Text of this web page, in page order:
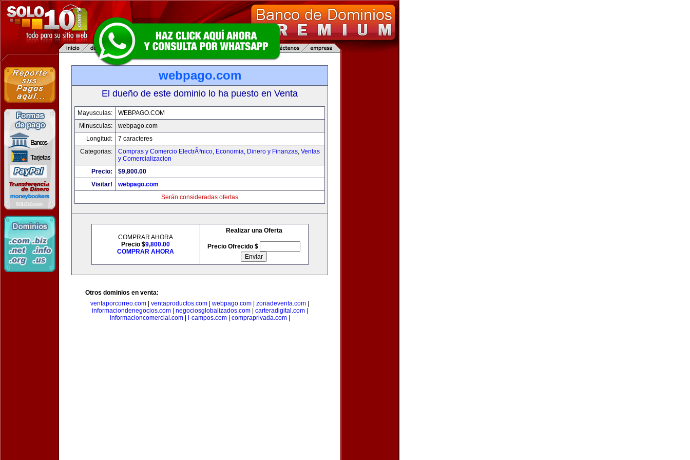
webpago.com
El dueño de este dominio lo ha puesto en Venta
Mayusculas:
WEBPAGO.COM
Minusculas:
webpago.com
Longitud:
7 caracteres
Categorias:
Compras y Comercio ElectrÃ³nico, Economia, Dinero y Finanzas, Ventas
y Comercializacion
Precio:
$9,800.00
Visitar!
webpago.com
Serán consideradas ofertas
COMPRAR AHORA
Precio $9,800.00
COMPRAR AHORA
Realizar una Oferta
Precio Ofrecido $
Otros dominios en venta:
ventaporcorreo.com
ventaproductos.com webpago.com zonadeventa.com
informaciondenegocios.com| negociosglobalizados.com| carteradigital.com|
informacioncomercial.com| i-campos.com| compraprivada.com|